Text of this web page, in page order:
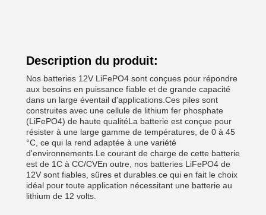
Description du produit:
Nos batteries 12V LiFePO4 sont conçues pour répondre
aux besoins en puissance fiable et de grande capacité
dans un large éventail d'applications.Ces piles sont
construites avec une cellule de lithium fer phosphate
(LiFePO4) de haute qualitéLa batterie est conçue pour
résister à une large gamme de températures, de 0 à 45
°C, ce qui la rend adaptée à une variété
d'environnements.Le courant de charge de cette batterie
est de 1C à CC/CVEn outre, nos batteries LiFePO4 de
12V sont fiables, sûres et durables.ce qui en fait le choix
idéal pour toute application nécessitant une batterie au
lithium de 12 volts.